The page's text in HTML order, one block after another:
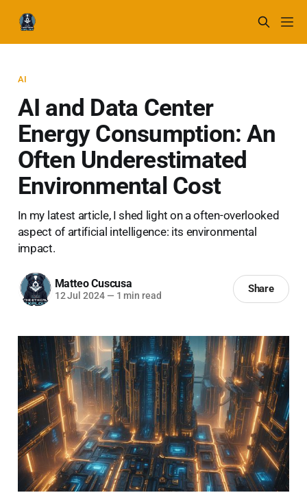
AI
AI and Data Center
Energy Consumption: An
Often Underestimated
Environmental Cost
In my latest article, I shed light on a often-overlooked
aspect of artificial intelligence: its environmental
impact.
Matteo Cuscusa
12 Jul 2024 — 1 min read
Share